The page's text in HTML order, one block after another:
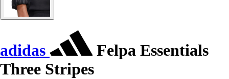
adidas
Felpa Essentials
Three Stripes